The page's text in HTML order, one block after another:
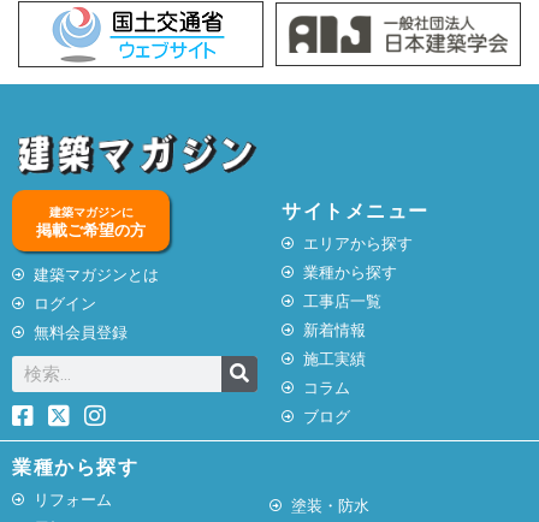
建築マガジンに
掲載ご希望の方
建築マガジンとは
ログイン
無料会員登録
サイトメニュー
エリアから探す
業種から探す
工事店一覧
新着情報
施工実績
コラム
ブログ
業種から探す
リフォーム
塗装・防水